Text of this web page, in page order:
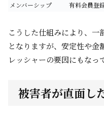
メンバーシップ
有料会員登
こうした仕組みにより、一
となりますが、安定性や
レッシャーの要因にもなっ
被害者が直面し